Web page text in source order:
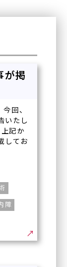
掲
回、
いたし
記か
してお
障